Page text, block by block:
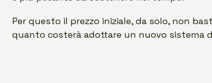
Per questo il prezzo iniziale, da solo, non
quanto costerà adottare un nuovo sistema